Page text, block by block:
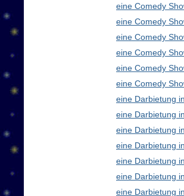
eine Comedy
eine Comedy
eine Comedy
eine Comedy
eine Comedy
eine Comedy
eine Darbietung
eine Darbietung
eine Darbietung
eine Darbietung
eine Darbietung
eine Darbietung
eine Darbietung